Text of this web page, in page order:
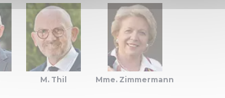
M. Thil Mme. Zimmermann